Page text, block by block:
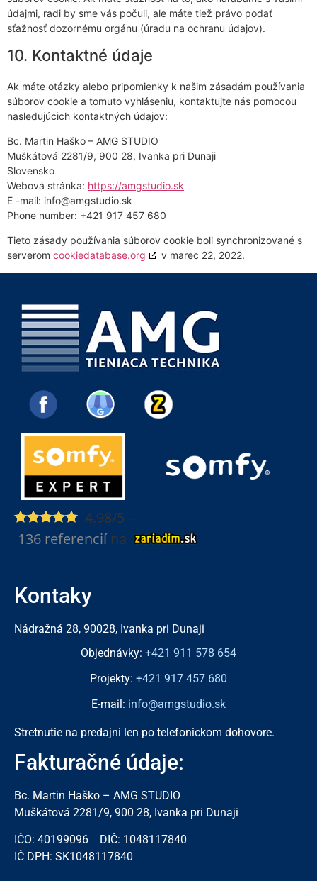
údajmi, radi by sme vás počuli, ale máte tiež právo podať
sťažnosť dozornému orgánu (úradu na ochranu údajov).
10. Kontaktné údaje
Ak máte otázky alebo pripomienky k našim zásadám používania
súborov cookie a tomuto vyhláseniu, kontaktujte nás pomocou
nasledujúcich kontaktných údajov:
Bc. Martin Haško – AMG STUDIO
Muškátová 2281/9, 900 28, Ivanka pri Dunaji
Slovensko
Webová stránka: https://amgstudio.sk
E -mail: info@amgstudio.sk
Phone number: +421 917 457 680
Tieto zásady používania súborov cookie boli synchronizované s
serverom cookiedatabase.org v marec 22, 2022.
4.98/5 -
136 referenciína
Kontaky
Nádražná 28, 90028, Ivanka pri Dunaji
Objednávky: +421 911 578 654
Projekty: +421 917 457 680
E-mail: info@amgstudio.sk
Stretnutie na predajni len po telefonickom dohovore.
Fakturačné údaje:
Bc. Martin Haško – AMG STUDIO
Muškátová 2281/9, 900 28, Ivanka pri Dunaji
IČO: 40199096 DIČ: 1048117840
IČ DPH: SK1048117840